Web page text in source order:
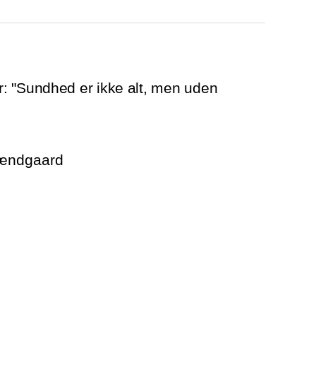
"Sundhed er ikke alt, men uden